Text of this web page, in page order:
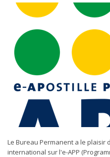
Le Bureau Permanent a le plaisir
international sur l'e-APP